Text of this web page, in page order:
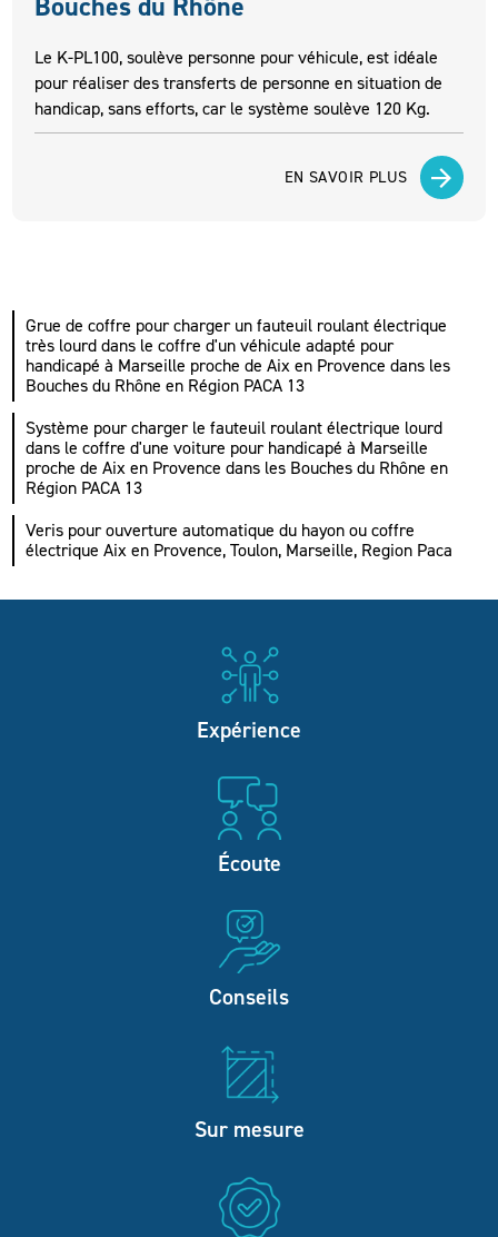
Le K-PL100, soulève personne pour véhicule, est idéale
pour réaliser des transferts de personne en situation de
handicap, sans efforts, car le système soulève 120 Kg.
EN SAVOIR PLUS
Grue de coffre pour charger un fauteuil roulant électrique
très lourd dans le coffre d'un véhicule adapté pour
handicapé à Marseille proche de Aix en Provence dans les
Bouches du Rhône en Région PACA 13
Système pour charger le fauteuil roulant électrique lourd
dans le coffre d'une voiture pour handicapé à Marseille
proche de Aix en Provence dans les Bouches du Rhône en
Région PACA 13
Veris pour ouverture automatique du hayon ou coffre
électrique Aix en Provence, Toulon, Marseille, Region Paca
Expérience
Écoute
Conseils
Sur mesure